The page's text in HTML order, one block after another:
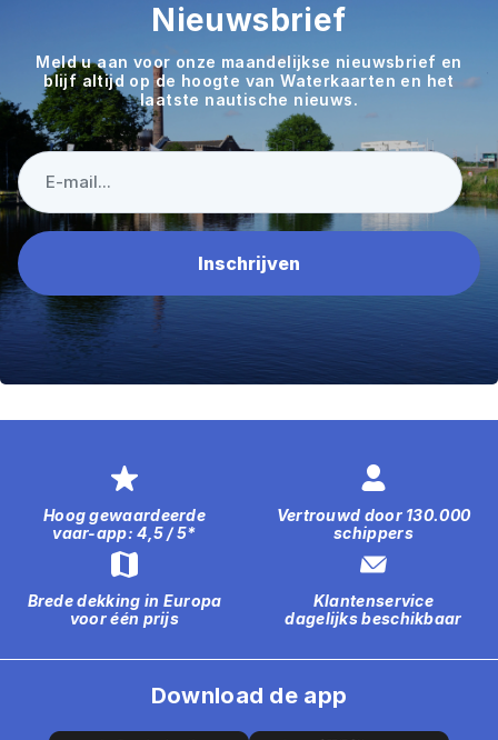
Nieuwsbrief
Meld u aan voor onze maandelijkse nieuwsbrief en
blijf altijd op de hoogte van Waterkaarten en het
laatste nautische nieuws.
Hoog gewaardeerde
vaar-app: 4,5 / 5*
Vertrouwd door 130.000
schippers
Brede dekking in Europa
voor één prijs
Klantenservice
dagelijks beschikbaar
Download de app